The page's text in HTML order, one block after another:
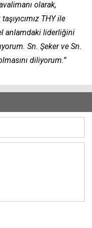
olarak,
THY ile
anlamdaki liderliğini
Sn. Şeker ve Sn.
diliyorum.”